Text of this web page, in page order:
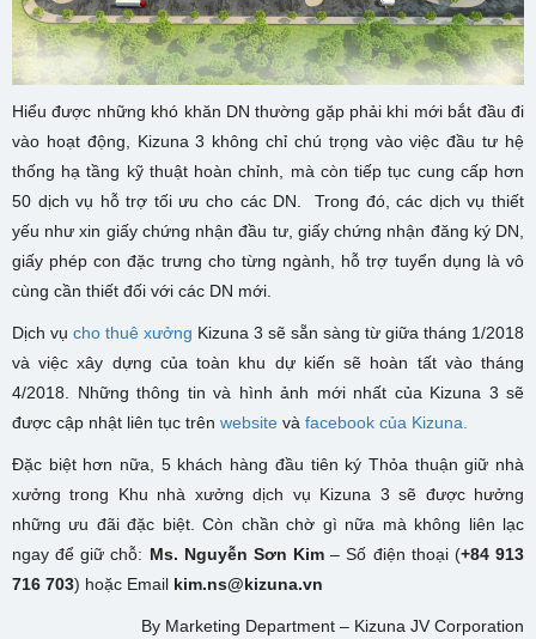
Hiểu được những khó khăn DN thường gặp phải khi mới bắt đầu đi
vào hoạt động, Kizuna 3 không chỉ chú trọng vào việc đầu tư hệ
thống hạ tầng kỹ thuật hoàn chỉnh, mà còn tiếp tục cung cấp hơn
50 dịch vụ hỗ trợ tối ưu cho các DN. Trong đó, các dịch vụ thiết
yếu như xin giấy chứng nhận đầu tư, giấy chứng nhận đăng ký DN,
giấy phép con đặc trưng cho từng ngành, hỗ trợ tuyển dụng là vô
cùng cần thiết đối với các DN mới.
Dịch vụ cho thuê xưởng Kizuna 3 sẽ sẵn sàng từ giữa tháng 1/2018
và việc xây dựng của toàn khu dự kiến sẽ hoàn tất vào tháng
4/2018. Những thông tin và hình ảnh mới nhất của Kizuna 3 sẽ
được cập nhật liên tục trên website và facebook của Kizuna.
Đặc biệt hơn nữa, 5 khách hàng đầu tiên ký Thỏa thuận giữ nhà
xưởng trong Khu nhà xưởng dịch vụ Kizuna 3 sẽ được hưởng
những ưu đãi đặc biệt. Còn chần chờ gì nữa mà không liên lạc
ngay để giữ chỗ: Ms. Nguyễn Sơn Kim – Số điện thoại (+84 913
716 703) hoặc Email kim.ns@kizuna.vn
By Marketing Department – Kizuna JV Corporation